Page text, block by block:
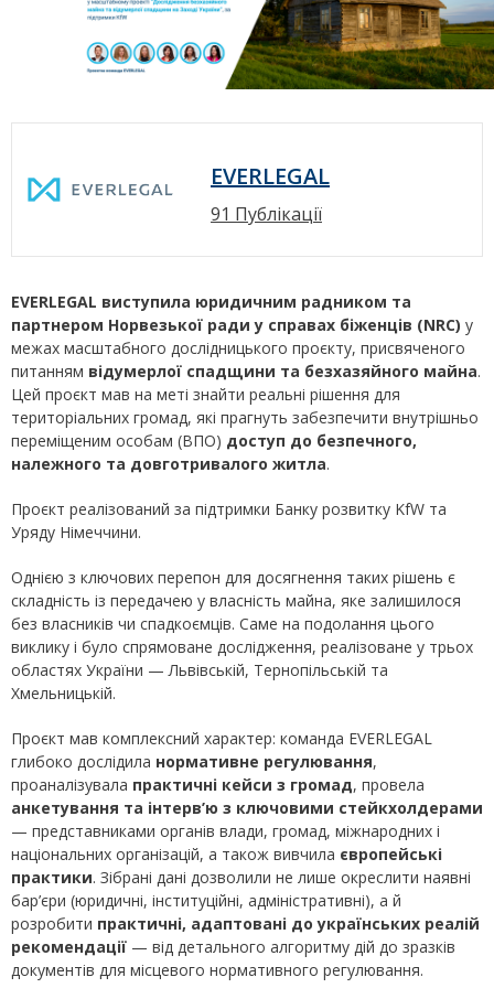
EVERLEGAL
91 Публікації
EVERLEGAL виступила юридичним радником та
партнером Норвезької ради у справах біженців (NRC) у
межах масштабного дослідницького проєкту, присвяченого
питанням відумерлої спадщини та безхазяйного майна.
Цей проєкт мав на меті знайти реальні рішення для
територіальних громад, які прагнуть забезпечити внутрішньо
переміщеним особам (ВПО) доступ до безпечного,
належного та довготривалого житла.
Проєкт реалізований за підтримки Банку розвитку KfW та
Уряду Німеччини.
Однією з ключових перепон для досягнення таких рішень є
складність із передачею у власність майна, яке залишилося
без власників чи спадкоємців. Саме на подолання цього
виклику і було спрямоване дослідження, реалізоване у трьох
областях України — Львівській, Тернопільській та
Хмельницькій.
Проєкт мав комплексний характер: команда EVERLEGAL
глибоко дослідила нормативне регулювання,
проаналізувала практичні кейси з громад, провела
анкетування та інтерв’ю з ключовими стейкхолдерами
— представниками органів влади, громад, міжнародних і
національних організацій, а також вивчила європейські
практики. Зібрані дані дозволили не лише окреслити наявні
бар’єри (юридичні, інституційні, адміністративні), а й
розробити практичні, адаптовані до українських реалій
рекомендації — від детального алгоритму дій до зразків
документів для місцевого нормативного регулювання.